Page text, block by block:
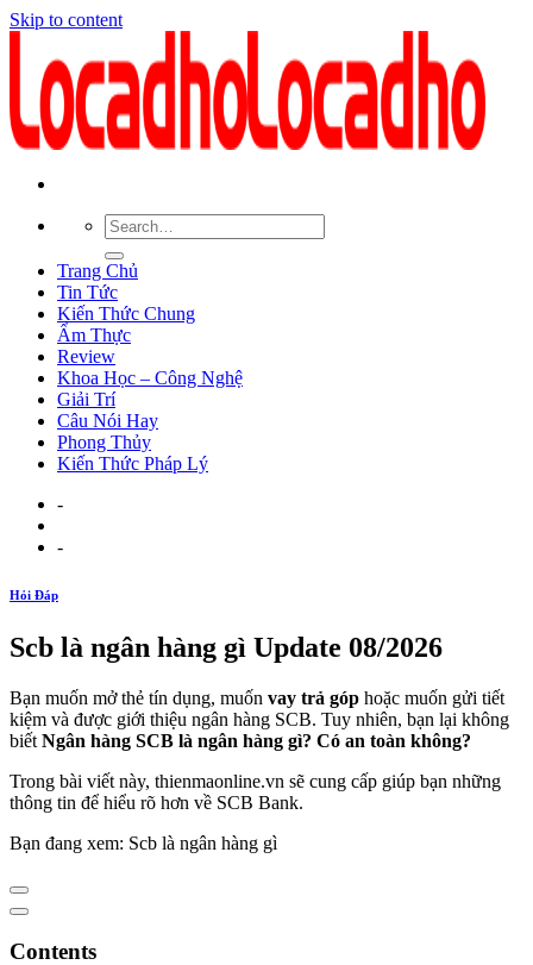
Skip to content
Trang Chủ
Tin Tức
Kiến Thức Chung
Ẩm Thực
Review
Khoa Học – Công Nghệ
Giải Trí
Câu Nói Hay
Phong Thủy
Kiến Thức Pháp Lý
-
-
Hỏi Đáp
Scb là ngân hàng gì Update 08/2026
Bạn muốn mở thẻ tín dụng, muốn vay trả góp hoặc muốn gửi tiết
kiệm và được giới thiệu ngân hàng SCB. Tuy nhiên, bạn lại không
biết Ngân hàng SCB là ngân hàng gì? Có an toàn không?
Trong bài viết này, thienmaonline.vn sẽ cung cấp giúp bạn những
thông tin để hiểu rõ hơn về SCB Bank.
Bạn đang xem: Scb là ngân hàng gì
Contents